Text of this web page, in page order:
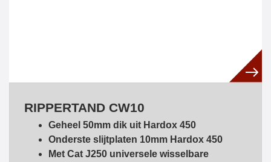
RIPPERTAND CW10
Geheel 50mm dik uit Hardox 450
Onderste slijtplaten 10mm Hardox 450
Met Cat J250 universele wisselbare